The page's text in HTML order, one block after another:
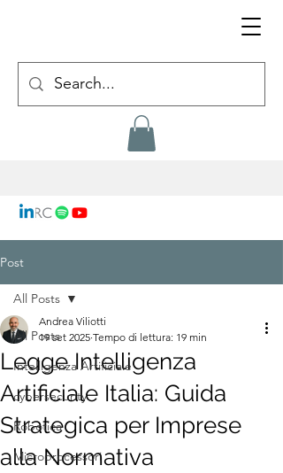
Post
All Posts
Intelligenza Artificiale
cybersecurity
Robotica
Microprocessori
All Posts
Legge Intelligenza
Artificiale Italia: Guida
Strategica per Imprese
alla Normativa
Andrea Viliotti
19 set 2025 Tempo di lettura: 19 min